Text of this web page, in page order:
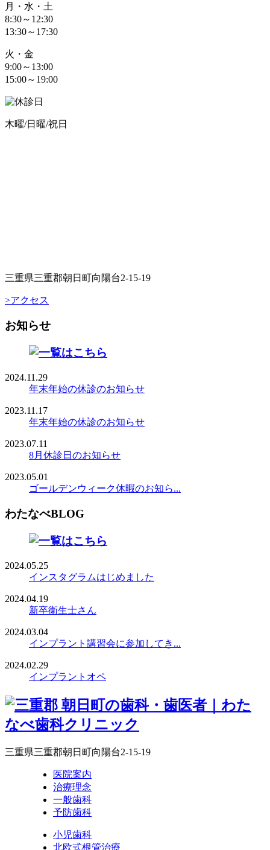
月・水・土
8:30～12:30
13:30～17:30
火・金
9:00～13:00
15:00～19:00
木曜/日曜/祝日
三重県三重郡朝日町向陽台2-15-19
>アクセス
お知らせ
2024.11.29
年末年始の休診のお知らせ
2023.11.17
年末年始の休診のお知らせ
2023.07.11
8月休診日のお知らせ
2023.05.01
ゴールデンウィーク休暇のお知ら...
わたなべBLOG
2024.05.25
インスタグラムはじめました
2024.04.19
新卒衛生士さん
2024.03.04
インプラント講習会に参加してき...
2024.02.29
インプラントオペ
三重県三重郡朝日町向陽台2-15-19
医院案内
治療理念
一般歯科
予防歯科
小児歯科
北欧式根管治療